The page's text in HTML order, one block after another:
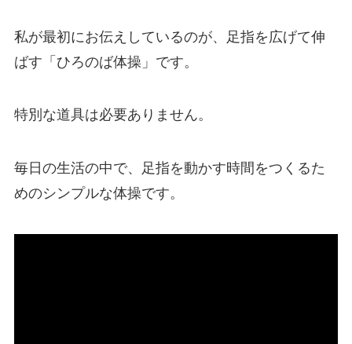
私が最初にお伝えしているのが、足指を広げて伸
ばす「ひろのば体操」です。
特別な道具は必要ありません。
毎日の生活の中で、足指を動かす時間をつくるた
めのシンプルな体操です。